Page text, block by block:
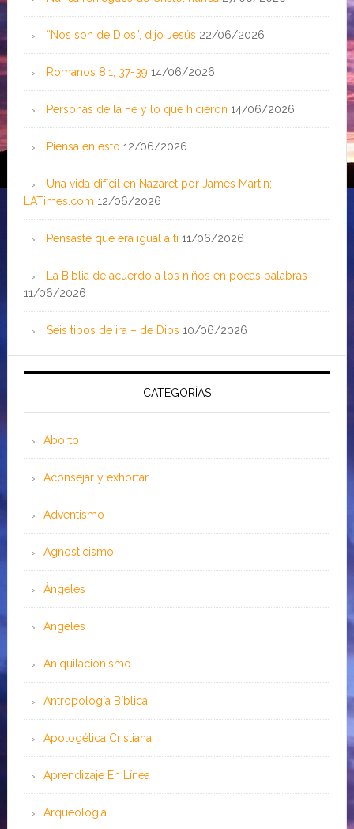
“Nos son de Dios”, dijo Jesús 22/06/2026
Romanos 8:1, 37-39 14/06/2026
Personas de la Fe y lo que hicieron 14/06/2026
Piensa en esto 12/06/2026
Una vida difícil en Nazaret por James Martin;
LATimes.com 12/06/2026
Pensaste que era igual a ti 11/06/2026
La Biblia de acuerdo a los niños en pocas palabras
11/06/2026
Seis tipos de ira – de Dios 10/06/2026
CATEGORÍAS
Aborto
Aconsejar y exhortar
Adventismo
Agnosticismo
Ángeles
Angeles
Aniquilacionismo
Antropología Bíblica
Apologética Cristiana
Aprendizaje En Línea
Arqueología